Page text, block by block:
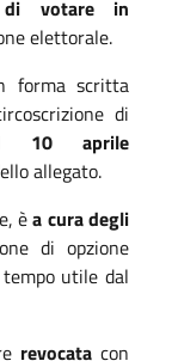
di votare in
elettorale.
forma scritta
di
10 aprile
allegato.
èa cura degli
di opzione
utile dal
revocatacon